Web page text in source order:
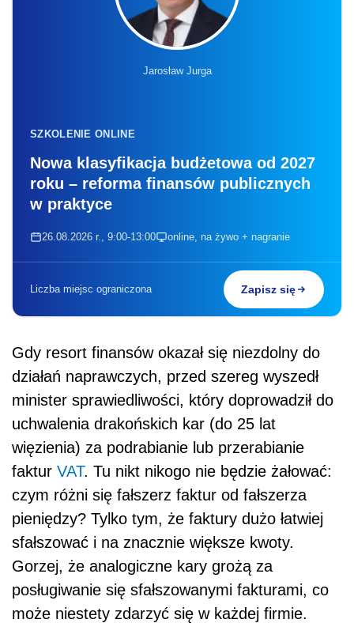
Jarosław Jurga
SZKOLENIE ONLINE
Nowa klasyfikacja budżetowa od 2027
roku – reforma finansów publicznych
w praktyce
26.08.2026 r., 9:00-13:00 online, na żywo + nagranie
Liczba miejsc ograniczona Zapisz się
Gdy resort finansów okazał się niezdolny do
działań naprawczych, przed szereg wyszedł
minister sprawiedliwości, który doprowadził do
uchwalenia drakońskich kar (do 25 lat
więzienia) za podrabianie lub przerabianie
faktur VAT. Tu nikt nikogo nie będzie żałować:
czym różni się fałszerz faktur od fałszerza
pieniędzy? Tylko tym, że faktury dużo łatwiej
sfałszować i na znacznie większe kwoty.
Gorzej, że analogiczne kary grożą za
posługiwanie się sfałszowanymi fakturami, co
może niestety zdarzyć się w każdej firmie.